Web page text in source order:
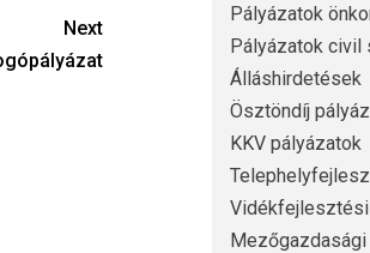
Next
Pályázatok
Pályázatok civil
Álláshirdetések
Ösztöndíj
KKV pályázatok